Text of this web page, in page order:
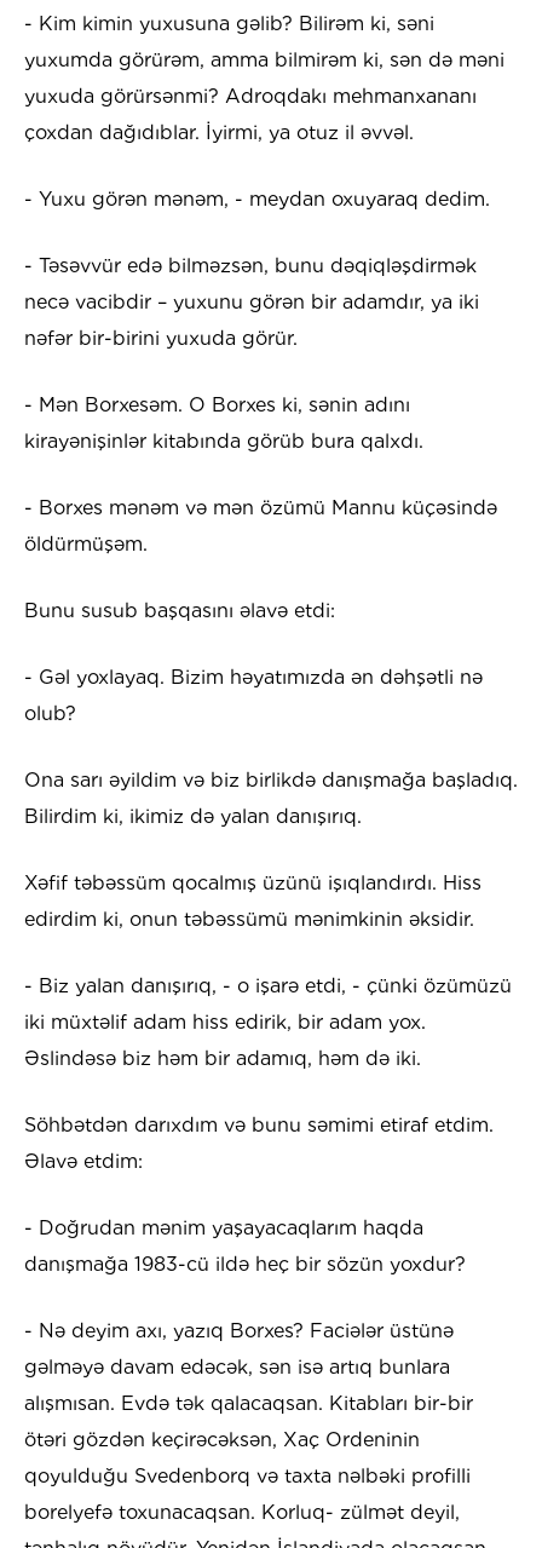
- Kim kimin yuxusuna gəlib? Bilirəm ki, səni
yuxumda görürəm, amma bilmirəm ki, sən də məni
yuxuda görürsənmi? Adroqdakı mehmanxananı
çoxdan dağıdıblar. İyirmi, ya otuz il əvvəl.
- Yuxu görən mənəm, - meydan oxuyaraq dedim.
- Təsəvvür edə bilməzsən, bunu dəqiqləşdirmək
necə vacibdir – yuxunu görən bir adamdır, ya iki
nəfər bir-birini yuxuda görür.
- Mən Borxesəm. O Borxes ki, sənin adını
kirayənişinlər kitabında görüb bura qalxdı.
- Borxes mənəm və mən özümü Mannu küçəsində
öldürmüşəm.
Bunu susub başqasını əlavə etdi:
- Gəl yoxlayaq. Bizim həyatımızda ən dəhşətli nə
olub?
Ona sarı əyildim və biz birlikdə danışmağa başladıq.
Bilirdim ki, ikimiz də yalan danışırıq.
Xəfif təbəssüm qocalmış üzünü işıqlandırdı. Hiss
edirdim ki, onun təbəssümü mənimkinin əksidir.
- Biz yalan danışırıq, - o işarə etdi, - çünki özümüzü
iki müxtəlif adam hiss edirik, bir adam yox.
Əslindəsə biz həm bir adamıq, həm də iki.
Söhbətdən darıxdım və bunu səmimi etiraf etdim.
Əlavə etdim:
- Doğrudan mənim yaşayacaqlarım haqda
danışmağa 1983-cü ildə heç bir sözün yoxdur?
- Nə deyim axı, yazıq Borxes? Faciələr üstünə
gəlməyə davam edəcək, sən isə artıq bunlara
alışmısan. Evdə tək qalacaqsan. Kitabları bir-bir
ötəri gözdən keçirəcəksən, Xaç Ordeninin
qoyulduğu Svedenborq və taxta nəlbəki profilli
borelyefə toxunacaqsan. Korluq- zülmət deyil,